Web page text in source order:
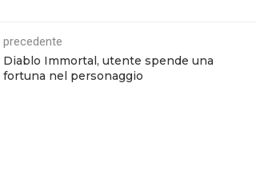
precedente
Diablo Immortal, utente spende una
fortuna nel personaggio